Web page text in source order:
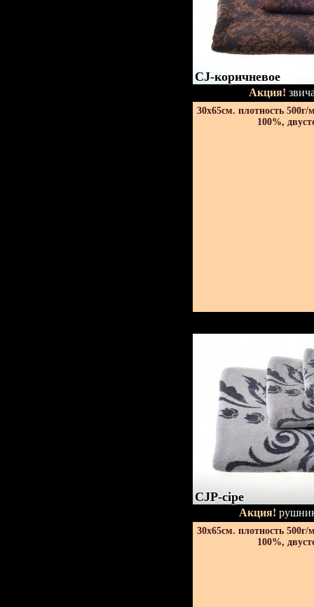
CJ-коричневое
Акция!
30х65см. плотность 500г/
100%,
CJP-сіре
Акция!
30х65см. плотность 500г/
100%,